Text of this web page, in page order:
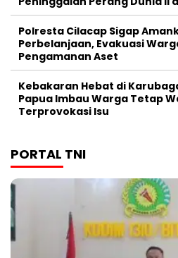
Polresta Cilacap Sigap
Perbelanjaan, Evakuasi
Pengamanan Aset
Kebakaran Hebat di
Papua Imbau Warga Tetap
Terprovokasi Isu
PORTAL TNI